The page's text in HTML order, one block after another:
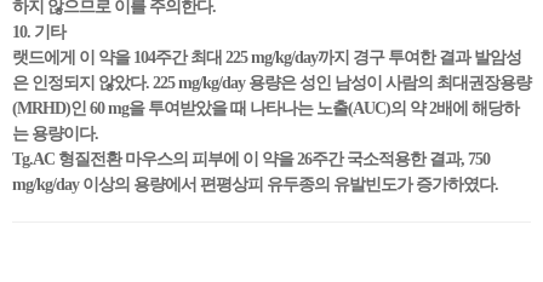
하지 않으므로 이를 주의한다.
10. 기타
랫드에게 이 약을 104주간 최대 225 mg/kg/day까지 경구 투여한 결과 발암성
은 인정되지 않았다. 225 mg/kg/day 용량은 성인 남성이 사람의 최대권장용량
(MRHD)인 60 mg을 투여받았을 때 나타나는 노출(AUC)의 약 2배에 해당하
는 용량이다.
Tg.AC 형질전환 마우스의 피부에 이 약을 26주간 국소적용한 결과, 750
mg/kg/day 이상의 용량에서 편평상피 유두종의 유발빈도가 증가하였다.